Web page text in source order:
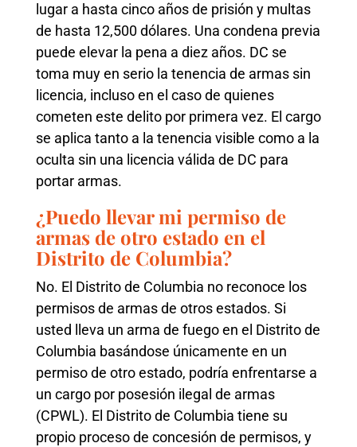
lugar a hasta cinco años de prisión y multas
de hasta 12,500 dólares. Una condena previa
puede elevar la pena a diez años. DC se
toma muy en serio la tenencia de armas sin
licencia, incluso en el caso de quienes
cometen este delito por primera vez. El cargo
se aplica tanto a la tenencia visible como a la
oculta sin una licencia válida de DC para
portar armas.
¿Puedo llevar mi permiso de
armas de otro estado en el
Distrito de Columbia?
No. El Distrito de Columbia no reconoce los
permisos de armas de otros estados. Si
usted lleva un arma de fuego en el Distrito de
Columbia basándose únicamente en un
permiso de otro estado, podría enfrentarse a
un cargo por posesión ilegal de armas
(CPWL). El Distrito de Columbia tiene su
propio proceso de concesión de permisos, y